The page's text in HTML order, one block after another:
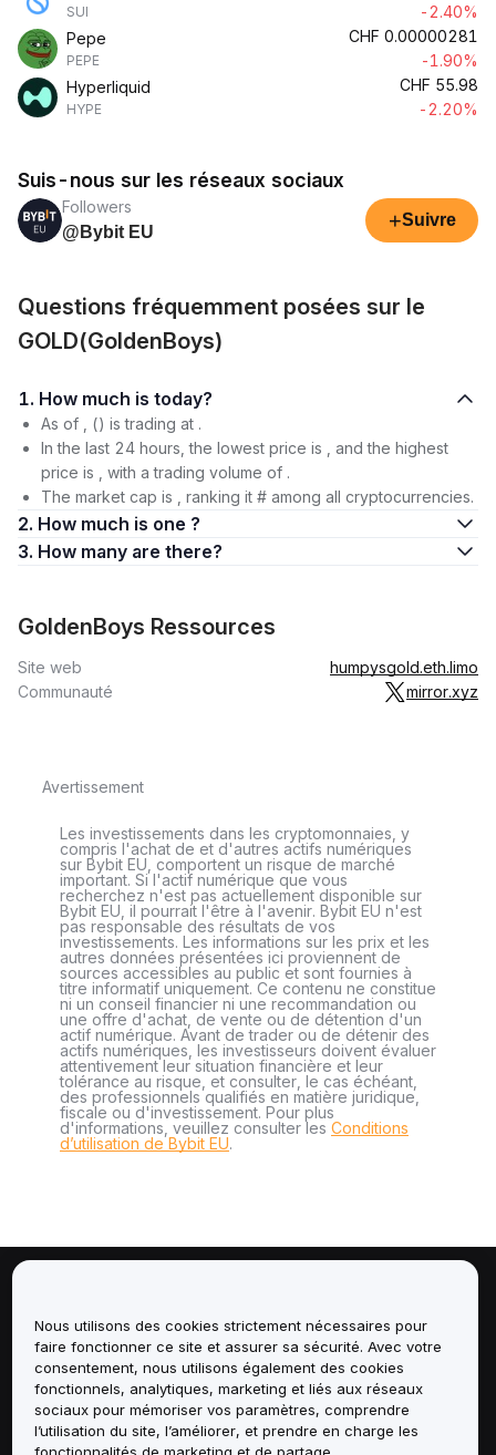
SUI
-2.40%
Pepe
PEPE
CHF 0.00000281
-1.90%
Hyperliquid
HYPE
CHF 55.98
-2.20%
Suis-nous sur les réseaux sociaux
Followers
@Bybit EU
+Suivre
Questions fréquemment posées sur le
GOLD(GoldenBoys)
1. How much is today?
As of , () is trading at .
In the last 24 hours, the lowest price is , and the highest
price is , with a trading volume of .
The market cap is , ranking it # among all cryptocurrencies.
2. How much is one ?
3. How many are there?
GoldenBoys Ressources
Site web
humpysgold.eth.limo
Communauté
mirror.xyz
Avertissement
Les investissements dans les cryptomonnaies, y
compris l'achat de et d'autres actifs numériques
sur Bybit EU, comportent un risque de marché
important. Si l'actif numérique que vous
recherchez n'est pas actuellement disponible sur
Bybit EU, il pourrait l'être à l'avenir. Bybit EU n'est
pas responsable des résultats de vos
investissements. Les informations sur les prix et les
autres données présentées ici proviennent de
sources accessibles au public et sont fournies à
titre informatif uniquement. Ce contenu ne constitue
ni un conseil financier ni une recommandation ou
une offre d'achat, de vente ou de détention d'un
actif numérique. Avant de trader ou de détenir des
actifs numériques, les investisseurs doivent évaluer
attentivement leur situation financière et leur
tolérance au risque, et consulter, le cas échéant,
des professionnels qualifiés en matière juridique,
fiscale ou d'investissement. Pour plus
d'informations, veuillez consulter les Conditions
d’utilisation de Bybit EU.
Services
Assistance
Nous utilisons des cookies strictement nécessaires pour
faire fonctionner ce site et assurer sa sécurité. Avec votre
consentement, nous utilisons également des cookies
fonctionnels, analytiques, marketing et liés aux réseaux
sociaux pour mémoriser vos paramètres, comprendre
l’utilisation du site, l’améliorer, et prendre en charge les